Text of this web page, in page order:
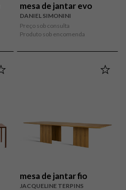
mesa de jantar evo
DANIEL SIMONINI
Preço sob consulta
Produto sob encomenda
mesa de jantar fio
JACQUELINE TERPINS